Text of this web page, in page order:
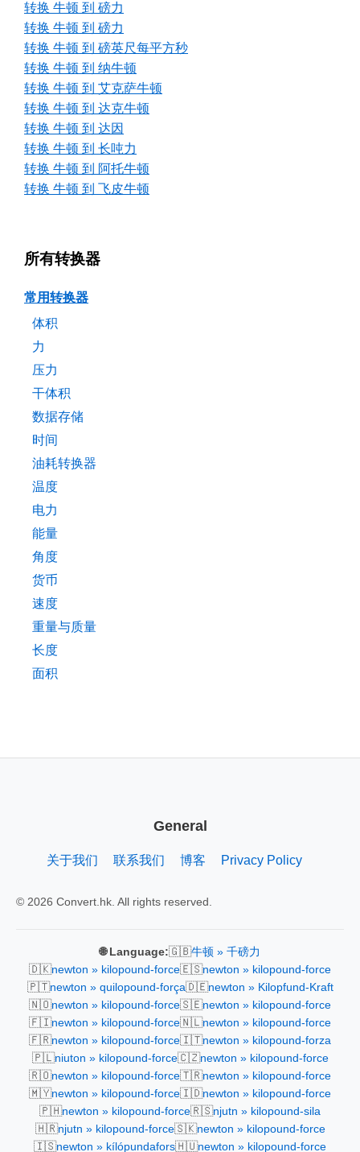
转换 牛顿 到 磅力
转换 牛顿 到 磅力
转换 牛顿 到 磅英尺每平方秒
转换 牛顿 到 纳牛顿
转换 牛顿 到 艾克萨牛顿
转换 牛顿 到 达克牛顿
转换 牛顿 到 达因
转换 牛顿 到 长吨力
转换 牛顿 到 阿托牛顿
转换 牛顿 到 飞皮牛顿
所有转换器
常用转换器
体积
力
压力
干体积
数据存储
时间
油耗转换器
温度
电力
能量
角度
货币
速度
重量与质量
长度
面积
General
关于我们 联系我们 博客 Privacy Policy
© 2026 Convert.hk. All rights reserved.
🌐 Language:🇬🇧牛顿 » 千磅力
🇩🇰newton » kilopound-force🇪🇸newton » kilopound-force
🇵🇹newton » quilopound-força🇩🇪newton » Kilopfund-Kraft
🇳🇴newton » kilopound-force🇸🇪newton » kilopound-force
🇫🇮newton » kilopound-force🇳🇱newton » kilopound-force
🇫🇷newton » kilopound-force🇮🇹newton » kilopound-forza
🇵🇱niuton » kilopound-force🇨🇿newton » kilopound-force
🇷🇴newton » kilopound-force🇹🇷newton » kilopound-force
🇲🇾newton » kilopound-force🇮🇩newton » kilopound-force
🇵🇭newton » kilopound-force🇷🇸njutn » kilopound-sila
🇭🇷njutn » kilopound-force🇸🇰newton » kilopound-force
🇮🇸newton » kílópundafors🇭🇺newton » kilopound-force